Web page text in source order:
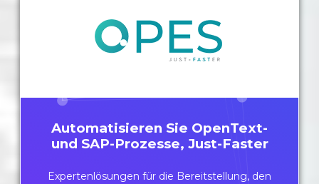
Automatisieren Sie OpenText-
und SAP-Prozesse, Just-Faster
Expertenlösungen für die Bereitstellung, den